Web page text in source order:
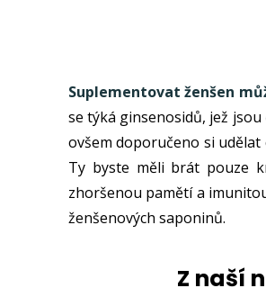
Suplementovat ženšen
se týká ginsenosidů, jež
ovšem doporučeno si
Ty byste měli brát pouze
zhoršenou pamětí a
ženšenových saponinů.
Z naší